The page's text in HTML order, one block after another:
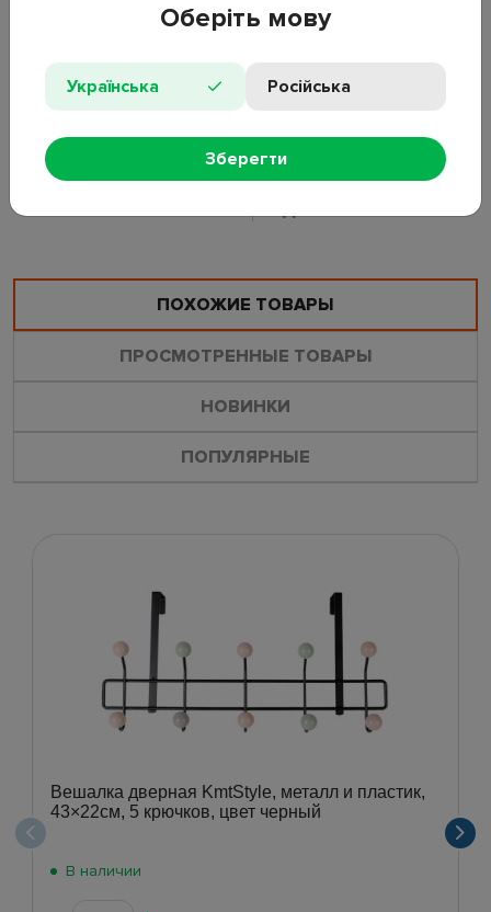
Размер: 45×25см;
Тип: наружная вешалка;
Количество крючков: 5;
Особенности: деревянные наконечники.
ОСТАВИТЬ ОТЗЫВ ЗАДАТЬ ВОПРОС
ПОХОЖИЕ ТОВАРЫ
ПРОСМОТРЕННЫЕ ТОВАРЫ
НОВИНКИ
ПОПУЛЯРНЫЕ
Вешалка дверная KmtStyle, металл и пластик,
43×22см, 5 крючков, цвет черный
В наличии
Оберіть мову
Українська Російська
Зберегти